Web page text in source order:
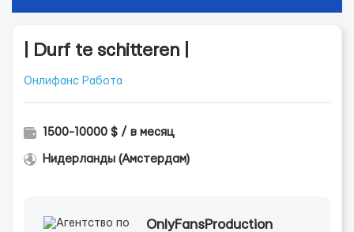
| Durf te schitteren |
Онлифанс Работа
1500-10000 $ / в месяц
Нидерланды (Амстердам)
OnlyFansProduction